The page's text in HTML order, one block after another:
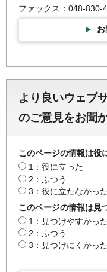
ファックス：048-830-
より良いウェブ
のご意見をお聞
このページの情報は役
1：役に立った
2：ふつう
3：役に立たなかった
このページの情報は見
1：見つけやすかった
2：ふつう
3：見つけにくかった